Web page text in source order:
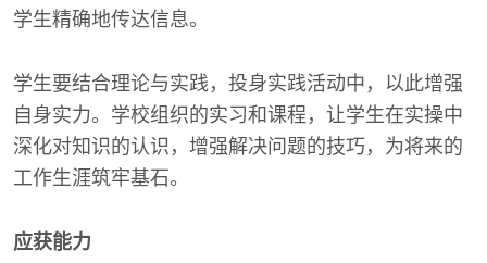
学生精确地传达信息。
学生要结合理论与实践，投身实践活动中，以此增强
自身实力。学校组织的实习和课程，让学生在实操中
深化对知识的认识，增强解决问题的技巧，为将来的
工作生涯筑牢基石。
应获能力